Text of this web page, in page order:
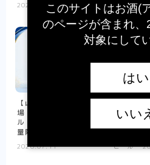
2026.07.13 新発売ニュース
【山本由伸さんデザイン缶が登
場！】サッポロ生ビール黒ラベ
ル「山本由伸」デザイン缶が数
量限定で新発売
2026.07.11 ビール
このサイトはお酒(
のページが含まれ
対象にして
はい
いい